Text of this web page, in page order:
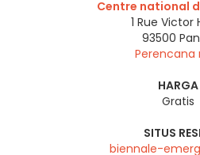
Centre national
1 Rue Victor
93500
Perencana
HARGA
Gratis
SITUS
biennale-